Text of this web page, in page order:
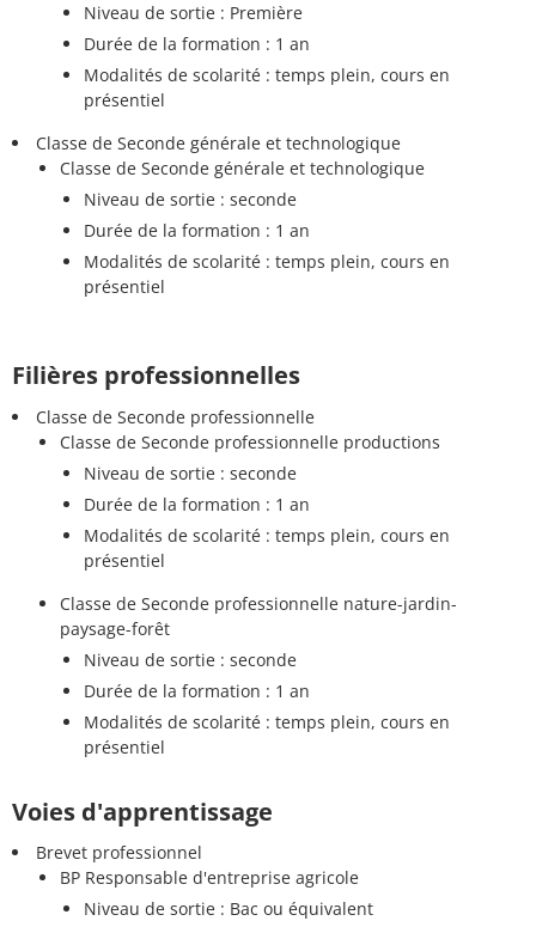
Niveau de sortie : Première
Durée de la formation : 1 an
Modalités de scolarité : temps plein, cours en
présentiel
Classe de Seconde générale et technologique
Classe de Seconde générale et technologique
Niveau de sortie : seconde
Durée de la formation : 1 an
Modalités de scolarité : temps plein, cours en
présentiel
Filières professionnelles
Classe de Seconde professionnelle
Classe de Seconde professionnelle productions
Niveau de sortie : seconde
Durée de la formation : 1 an
Modalités de scolarité : temps plein, cours en
présentiel
Classe de Seconde professionnelle nature-jardin-
paysage-forêt
Niveau de sortie : seconde
Durée de la formation : 1 an
Modalités de scolarité : temps plein, cours en
présentiel
Voies d'apprentissage
Brevet professionnel
BP Responsable d'entreprise agricole
Niveau de sortie : Bac ou équivalent